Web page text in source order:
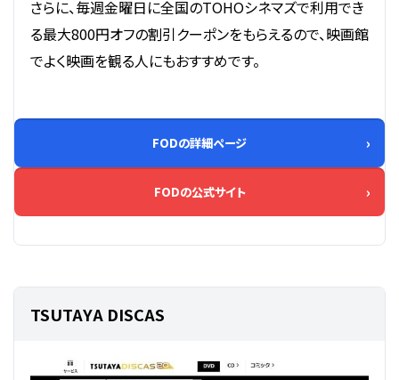
さらに、毎週金曜日に全国のTOHOシネマズで利用でき
る最大800円オフの割引クーポンをもらえるので、映画館
でよく映画を観る人にもおすすめです。
FODの詳細ページ
FODの公式サイト
TSUTAYA DISCAS